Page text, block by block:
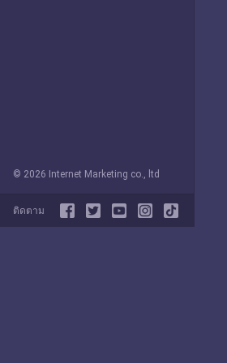
© 2026 Internet Marketing co., ltd
ติดตาม